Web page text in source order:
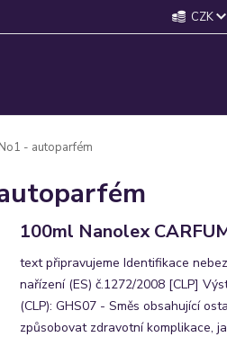
CZK
- autoparfém
100ml Nanolex
text připravujeme Identifikace
nařízení (ES) č.1272/2008 [CLP]
(CLP): GHS07 - Směs obsahující
způsobovat zdravotní komplikace,